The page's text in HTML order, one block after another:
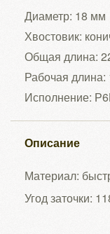
Диаметр: 18 мм
Хвостовик:
Общая длина:
Рабочая
Исполнение:
Описание
Материал:
Угод заточки: